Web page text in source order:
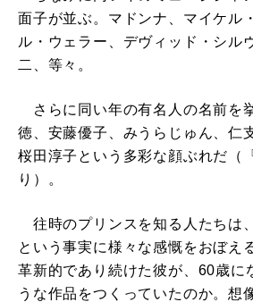
面子が並ぶ。マドンナ、マイケル
ル・ウェラー、デヴィッド・シル
二、等々。
さらに同い年の有名人の名前を
徳、安藤優子、みうらじゅん、仁
桜田淳子という多彩な顔ぶれだ（
り）。
往時のプリンスを知る人たちは
という事実に様々な感慨をおぼえ
革新的であり続けた彼が、60歳に
うな作品をつくっていたのか。想